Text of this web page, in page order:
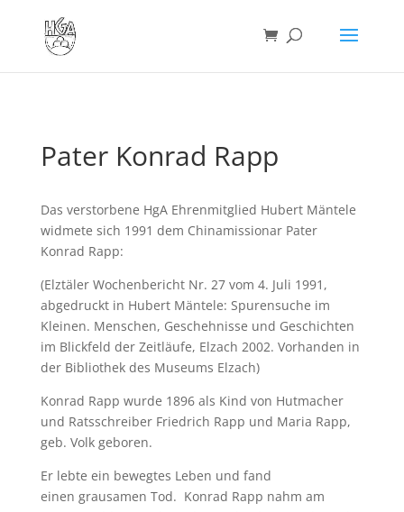
Pater Konrad Rapp
Das verstorbene HgA Ehrenmitglied Hubert Mäntele
widmete sich 1991 dem Chinamissionar Pater
Konrad Rapp:
(Elztäler Wochenbericht Nr. 27 vom 4. Juli 1991,
abgedruckt in Hubert Mäntele: Spurensuche im
Kleinen. Menschen, Geschehnisse und Geschichten
im Blickfeld der Zeitläufe, Elzach 2002. Vorhanden in
der Bibliothek des Museums Elzach)
Konrad Rapp wurde 1896 als Kind von Hutmacher
und Ratsschreiber Friedrich Rapp und Maria Rapp,
geb. Volk geboren.
Er lebte ein bewegtes Leben und fand
einen grausamen Tod. Konrad Rapp nahm am